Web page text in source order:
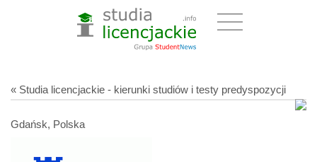
« Studia licencjackie - kierunki studiów i testy predyspozycji
Gdańsk, Polska